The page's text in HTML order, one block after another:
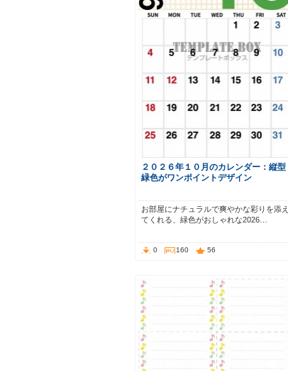
２０２６年１０月のカレンダー：縦型
緑色がワンポイントデザイン
お部屋にナチュラルで爽やかな彩りを添え
てくれる、緑色がおしゃれな2026…
0 160 56